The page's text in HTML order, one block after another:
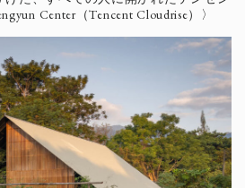
Center（Tencent Cloudrise）〉